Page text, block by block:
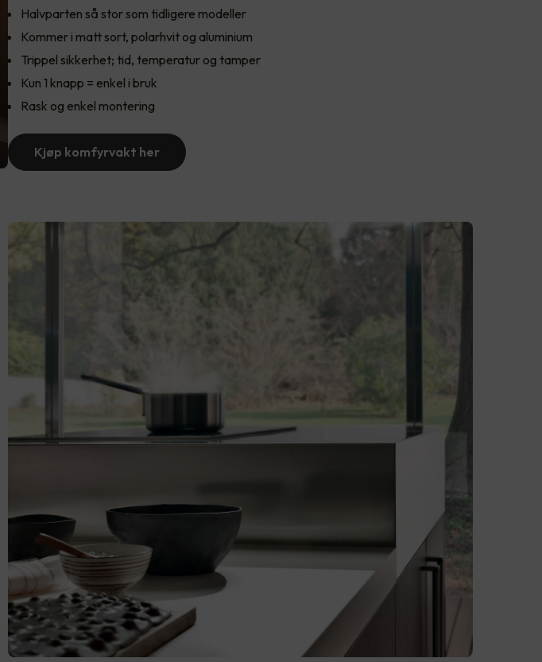
Halvparten så stor som tidligere modeller
Kommer i matt sort, polarhvit og aluminium
Trippel sikkerhet; tid, temperatur og tamper
Kun 1 knapp = enkel i bruk
Rask og enkel montering
Kjøp komfyrvakt her